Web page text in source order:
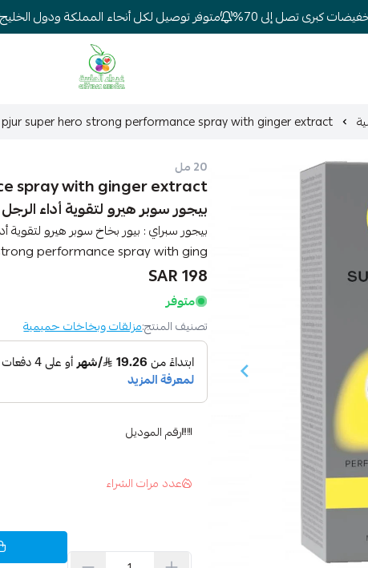
كبرى تصل إلى 70% متوفر توصيل لكل أنحاء المملكة ودول الخليج
شركة غيداء المتطورة الطبية
pjur super hero strong performance spray with ginger extract بخاخ بيجور سوبر هيرو لتقوية أداء الرجل خاص لبشرة الرجل 20 مل
20 مل
بيجور سوبر هيرو لتقوية أداء الرجل
performance spray with ging...
198 SAR
متوفر
تصنيف المنتج:مزلقات وبخاخات حميمية
رقم الموديل
عدد مرات الشراء